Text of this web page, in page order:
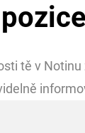
tě v Notinu